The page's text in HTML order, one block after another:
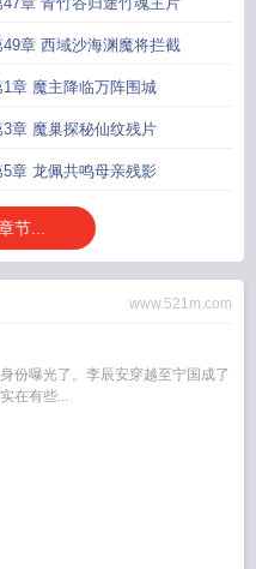
49章 西域沙海渊魔将拦截
1章 魔主降临万阵围城
3章 魔巢探秘仙纹残片
5章 龙佩共鸣母亲残影
节...
www.521m.com
份曝光了。李辰安穿越至宁国成了
在有些...